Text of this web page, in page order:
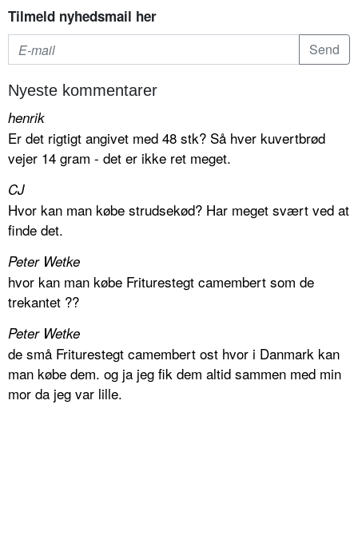
Tilmeld nyhedsmail her
Nyeste kommentarer
henrik
Er det rigtigt angivet med 48 stk? Så hver kuvertbrød
vejer 14 gram - det er ikke ret meget.
CJ
Hvor kan man købe strudsekød? Har meget svært ved at
finde det.
Peter Wetke
hvor kan man købe Friturestegt camembert som de
trekantet ??
Peter Wetke
de små Friturestegt camembert ost hvor i Danmark kan
man købe dem. og ja jeg fik dem altid sammen med min
mor da jeg var lille.